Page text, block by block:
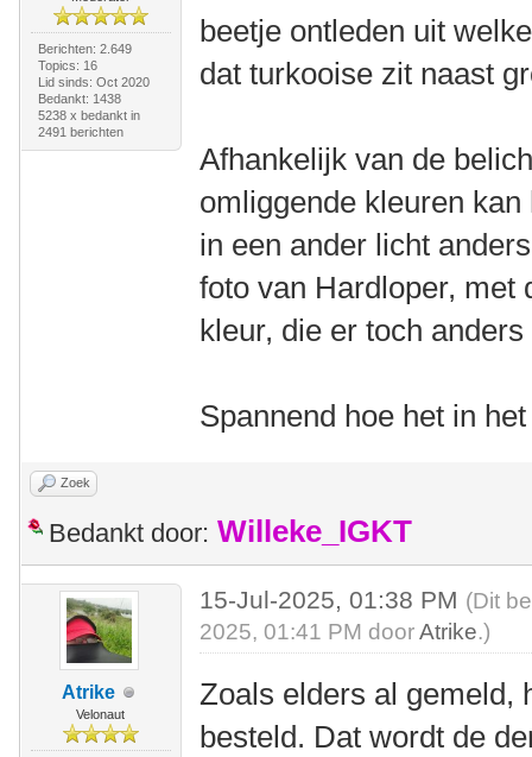
Berichten: 2.649
Topics: 16
Lid sinds: Oct 2020
Bedankt: 1438
5238 x bedankt in
2491 berichten
beetje ontleden uit
dat turkooise zit naast
Afhankelijk van de
omliggende kleuren
in een ander licht
foto van Hardloper, met
kleur, die er toch
Spannend hoe het in
Zoek
Bedankt door: Willeke_IGKT
Atrike
Velonaut
15-Jul-2025, 01:38 PM (Dit
2025, 01:41 PM doorAtrike.)
Zoals elders al gemeld,
besteld. Dat wordt de